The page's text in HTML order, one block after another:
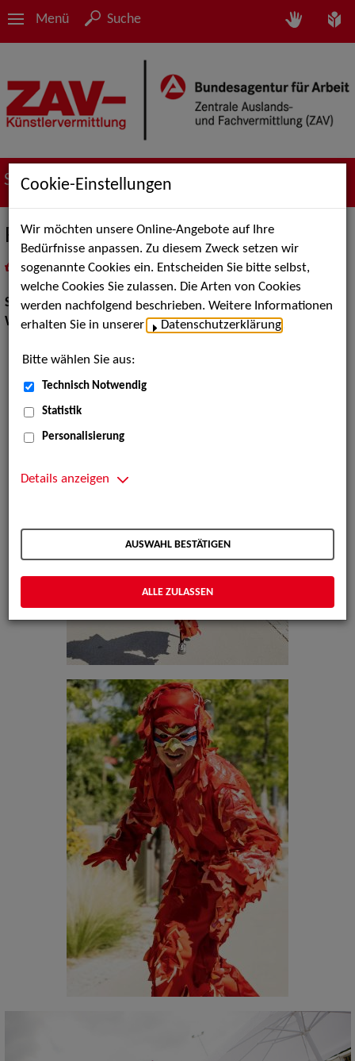
Menü Suche
Suche nach Künstler*innen
Ronny Robix - Walk-Act
als PDF speichern
inMeine Merklistelegen
Show:Walk Acts Animation, Artistik
Walk Acts Animation:Stelzenlauf, Walk Acts
Cookie-Einstellungen
Wir möchten unsere Online-Angebote auf Ihre
Bedürfnisse anpassen. Zu diesem Zweck setzen wir
sogenannte Cookies ein. Entscheiden Sie bitte selbst,
welche Cookies Sie zulassen. Die Arten von Cookies
werden nachfolgend beschrieben. Weitere Informationen
erhalten Sie in unserer
Datenschutzerklärung
Bitte wählen Sie aus:
Technisch Notwendig
Statistik
Personalisierung
Details anzeigen
AUSWAHL BESTÄTIGEN
ALLE ZULASSEN